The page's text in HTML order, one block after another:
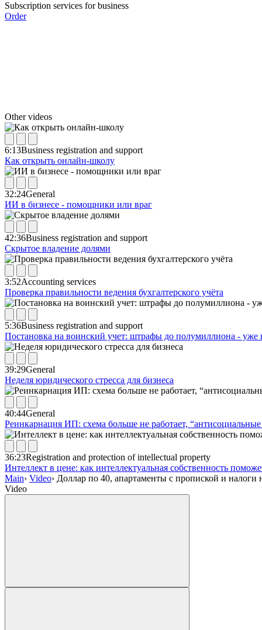
Subscription services for business
Order
Other videos
6:13Business registration and support
Как открыть онлайн-школу
32:24General
ИИ в бизнесе - помощники или враг
42:36Business registration and support
Скрытое владение долями
3:52Accounting services
Проверка правильности ведения бухгалтерского учёта
5:36Business registration and support
Постановка на воинский учет: штрафы до полумиллиона - уже
39:29General
Неделя юридического стресса для бизнеса
40:44General
Реинкарнация ИП: схема больше не работает,
36:23Registration and protection of intellectual property
Интеллект в цене: как интеллектуальная собственность
Main› Video› Доллар по 40, апартаменты с пропиской и налоги
Video